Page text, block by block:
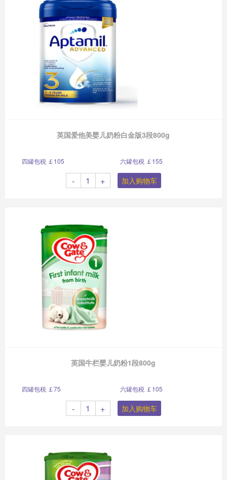
英国爱他美婴儿奶粉白金版3段800g
四罐包税 ￡105 六罐包税 ￡155
- + 加入购物车
英国牛栏婴儿奶粉1段800g
四罐包税 ￡75 六罐包税 ￡105
- + 加入购物车